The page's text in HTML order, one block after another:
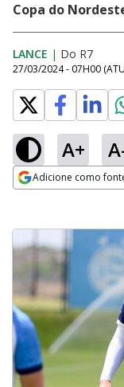
Copa do
LANCE | Do R7
27/03/2024 - 07H00
A+
Adicione como